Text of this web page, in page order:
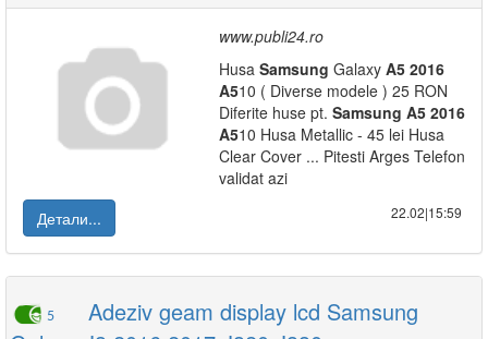
www.publi24.ro
Husa Samsung Galaxy A5 2016
A510 ( Diverse modele ) 25 RON
Diferite huse pt. Samsung A5 2016
A510 Husa Metallic - 45 lei Husa
Clear Cover ... Pitesti Arges Telefon
validat azi
Детали...
22.02|15:59
5
Adeziv geam display lcd Samsung